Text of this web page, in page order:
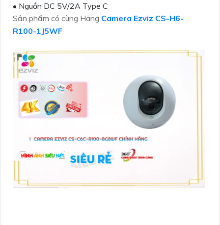
• Nguồn DC 5V/2A Type C
Sản phẩm có cùng Hãng Camera Ezviz CS-H6-
R100-1J5WF